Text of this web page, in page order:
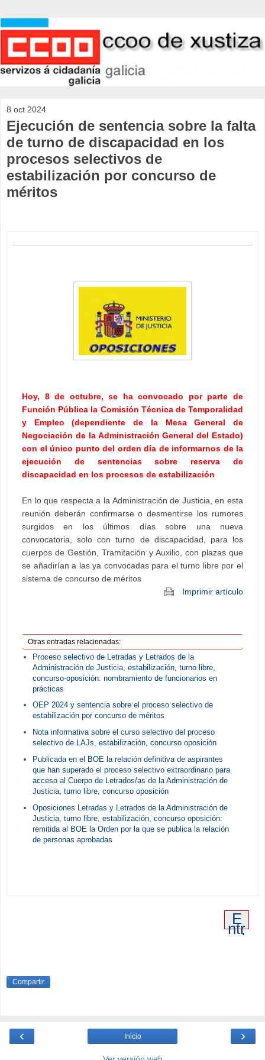
8 oct 2024
Ejecución de sentencia sobre la falta
de turno de discapacidad en los
procesos selectivos de
estabilización por concurso de
méritos
Hoy, 8 de octubre, se ha convocado por parte de
Función Pública la Comisión Técnica de Temporalidad
y Empleo (dependiente de la Mesa General de
Negociación de la Administración General del Estado)
con el único punto del orden día de informarnos de la
ejecución de sentencias sobre reserva de
discapacidad en los procesos de estabilización
En lo que respecta a la Administración de Justicia, en esta
reunión deberán confirmarse o desmentirse los rumores
surgidos en los últimos días sobre una nueva
convocatoria, solo con turno de discapacidad, para los
cuerpos de Gestión, Tramitación y Auxilio, con plazas que
se añadirían a las ya convocadas para el turno libre por el
sistema de concurso de méritos
Imprimir artículo
Otras entradas relacionadas:
Proceso selectivo de Letradas y Letrados de la
Administración de Justicia, estabilización, turno libre,
concurso-oposición: nombramiento de funcionarios en
prácticas
OEP 2024 y sentencia sobre el proceso selectivo de
estabilización por concurso de méritos
Nota informativa sobre el curso selectivo del proceso
selectivo de LAJs, estabilización, concurso oposición
Publicada en el BOE la relación definitiva de aspirantes
que han superado el proceso selectivo extraordinario para
acceso al Cuerpo de Letrados/as de la Administración de
Justicia, turno libre, concurso oposición
Oposiciones Letradas y Letrados de la Administración de
Justicia, turno libre, estabilización, concurso oposición:
remitida al BOE la Orden por la que se publica la relación
de personas aprobadas
E
ntr
ad
Compartir
‹ ›
Inicio